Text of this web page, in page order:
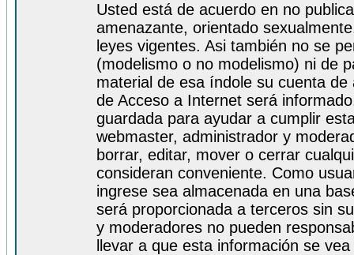
Usted está de acuerdo en no
amenazante, orientado
leyes vigentes. Asi también no se
(modelismo o no modelismo) ni de
material de esa índole su cuenta
de Acceso a Internet será
guardada para ayudar a cumplir
webmaster, administrador y
borrar, editar, mover o cerrar
consideran conveniente. Como
ingrese sea almacenada en una
será proporcionada a terceros sin
y moderadores no pueden
llevar a que esta información se